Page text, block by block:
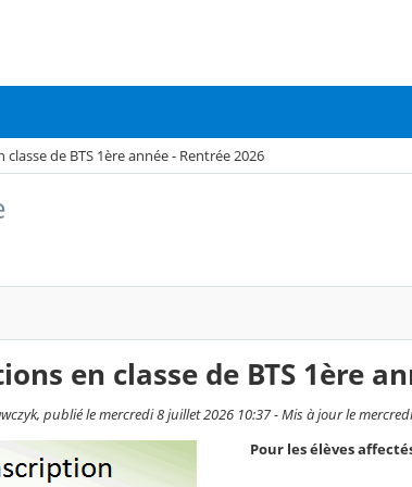
de BTS 1ère année - Rentrée 2026
en classe de BTS 1ère
publié le mercredi 8 juillet 2026 10:37 - Mis à jour le
Pour les élèves